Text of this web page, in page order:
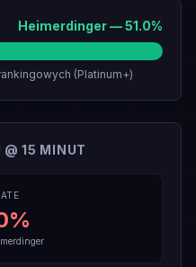
Heimerdinger—51.0%
(Platinum+)
15 MINUT
%